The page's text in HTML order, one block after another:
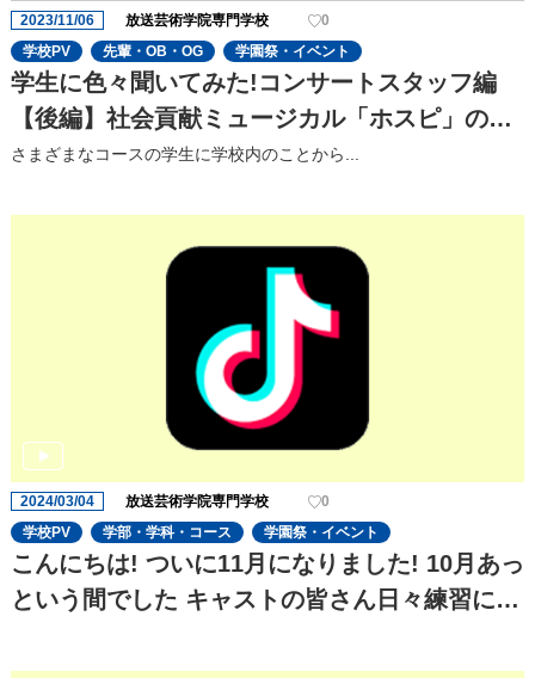
2023/11/06 放送芸術学院専門学校
0
学校PV
先輩・OB・OG 学園祭・イベント
学生に色々聞いてみた!コンサートスタッフ編
【後編】社会貢献ミュージカル「ホスピ」の⾒
どころを聞いてみた!
さまざまなコースの学⽣に学校内のことから...
2024/03/04 放送芸術学院専門学校
0
学校PV
学部・学科・コース 学園祭・イベント
こんにちは! ついに11月になりました! 10月あっ
という間でした キャストの皆さん日々練習に一